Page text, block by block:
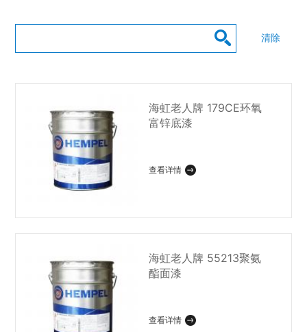
清除
海虹老人牌 179CE环氧
富锌底漆
查看详情
海虹老人牌 55213聚氨
酯面漆
查看详情